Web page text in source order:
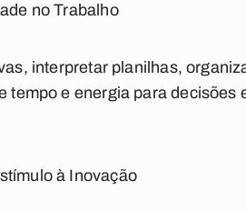
no Trabalho
interpretar planilhas,
tempo e energia para
à Inovação